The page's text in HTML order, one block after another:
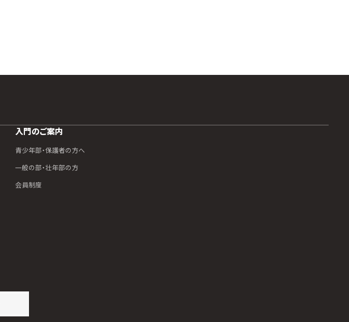
入門のご案内
青少年部・保護者の方へ
一般の部・壮年部の方
会員制度